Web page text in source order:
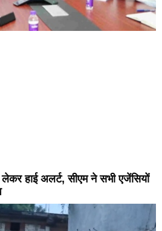
लेकर हाई अलर्ट, सीएम ने सभी एजेंसियों